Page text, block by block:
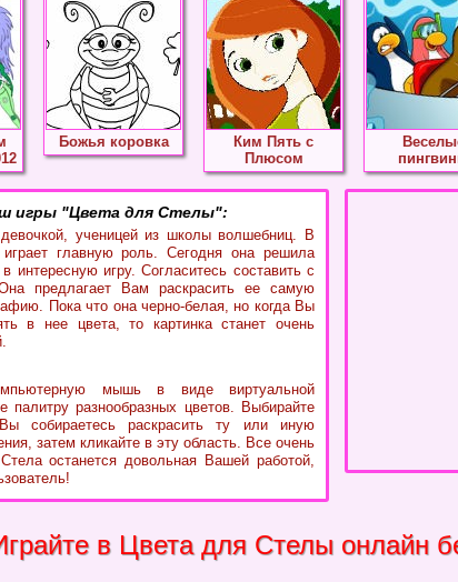
Божья коровка
Ким Пять с
Плюсом
игры "Цвета для Стелы":
ученицей из школы волшебниц. В
главную роль. Сегодня она решила
интересную игру. Согласитесь составить с
предлагает Вам раскрасить ее самую
Пока что она черно-белая, но когда Вы
в нее цвета, то картинка станет очень
мышь в виде виртуальной
палитру разнообразных цветов. Выбирайте
собираетесь раскрасить ту или иную
затем кликайте в эту область. Все очень
останется довольная Вашей работой,
в Цвета для Стелы онлайн